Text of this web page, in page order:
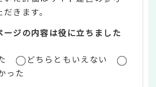
きます。
ージの内容は役に立ちました
どちらともいえない
った